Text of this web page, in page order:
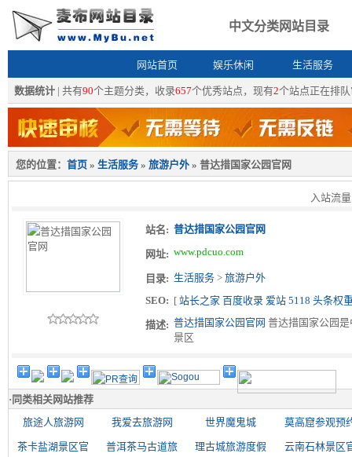
中文分类网站目录
网站首页 娱乐休闲 生活服务
数据统计 | 共有90个主题分类，收录657个优秀站点，现有2个站点正在排
您的位置： 首页 » 生活服务 » 旅游户外 » 普达措国家公园官网
入站流
站名: 普达措国家公园官网
网址: www.pdcuo.com
目录: 生活服务 > 旅游户外
SEO: [ 站长之家 百度收录 爱站 5118 头条权
描述: 普达措国家公园官网 普达措国家公园
景区
· 同类相关网站推荐
旅途人旅游网
我爱去旅游网 世界魔鬼城 莫高窟参观预
茶卡盐湖景区官 普洱茶马古道旅 理古城旅游度假 云南石林景区